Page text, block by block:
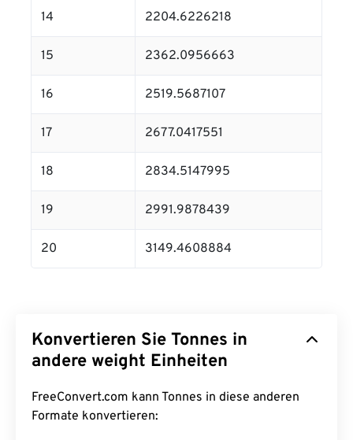
14 2204.6226218
15 2362.0956663
16 2519.5687107
17 2677.0417551
18 2834.5147995
19 2991.9878439
20 3149.4608884
Konvertieren Sie Tonnes in
andere weight Einheiten
FreeConvert.com kann Tonnes in diese anderen
Formate konvertieren: